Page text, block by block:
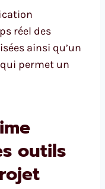
réel des
ainsi qu’un
permet un
outils